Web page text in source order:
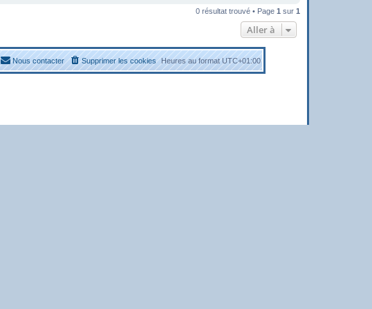
0 résultat trouvé • Page 1 sur 1
Aller à
Heures au formatUTC+01:00
Supprimer les cookies
Nous contacter